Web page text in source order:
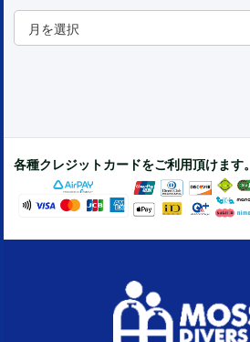
各種クレジットカードをご利用頂けます。